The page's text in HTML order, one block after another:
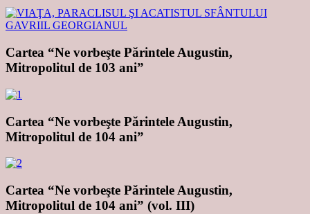
Cartea “Ne vorbeşte Părintele Augustin,
Mitropolitul de 103 ani”
Cartea “Ne vorbeşte Părintele Augustin,
Mitropolitul de 104 ani”
Cartea “Ne vorbeşte Părintele Augustin,
Mitropolitul de 104 ani” (vol. III)